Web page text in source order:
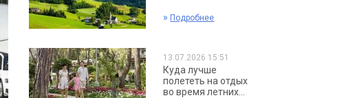
» Подробнее
13.07.2026 15:51
Куда лучше
полететь на отдых
во время летних...